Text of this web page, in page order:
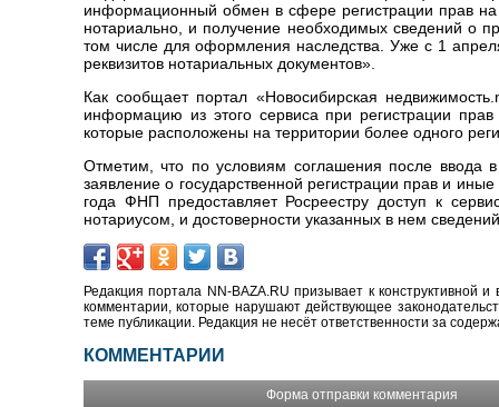
информационный обмен в сфере регистрации прав
нотариально, и получение необходимых сведений о
том числе для оформления наследства. Уже с 1
реквизитов нотариальных документов».
Как сообщает портал «Новосибирская
информацию из этого сервиса при регистрации
которые расположены на территории более одного
Отметим, что по условиям соглашения после ввода в
заявление о государственной регистрации прав и
года ФНП предоставляет Росреестру доступ к
нотариусом, и достоверности указанных в нем
Редакция портала NN-BAZA.RU призывает к конструктивной
комментарии, которые нарушают действующее
теме публикации. Редакция не несёт ответственности за
КОММЕНТАРИИ
Форма отправки комментария